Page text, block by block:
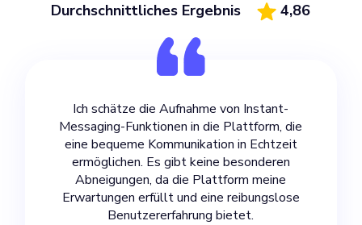
Durchschnittliches Ergebnis 4,86
Ich schätze die Aufnahme von Instant-
Messaging-Funktionen in die Plattform, die
eine bequeme Kommunikation in Echtzeit
ermöglichen. Es gibt keine besonderen
Abneigungen, da die Plattform meine
Erwartungen erfüllt und eine reibungslose
Benutzererfahrung bietet.